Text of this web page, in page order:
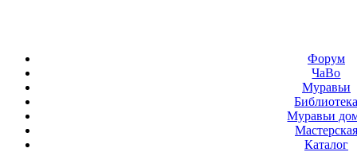
Форум
ЧаВо
Муравьи
Муравьи
Мастерская
Каталог